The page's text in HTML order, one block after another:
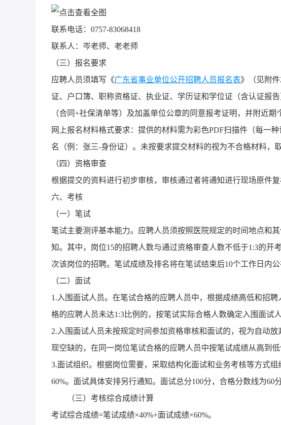
联系电话：0757-83068418
联系人：岑老师、老老师
（三）报名要求
应聘人员须填写《广东省事业单位公开招聘人员报名表》（见附
证、户口簿、职称资格证、执业证、学历证和学位证（含认证报
（合同+社保清单等）及加盖单位公章的同意报考证明，并附近期
网上报名材料格式要求：提供的材料需为彩色PDF扫描件（每一
名（例：张三-身份证）。未按要求提交材料的视为不合格材料，
（四）资格审查
根据提交的资料进行初步审核，审核通过者将通知进行现场原件
六、考核
（一）笔试
笔试主要测评基本能力。应聘人员须按照医院规定的时间地点和
知。其中，岗位15的招聘人数与通过资格审查人数不低于1:3的开
次该岗位的招聘。笔试成绩及排名将在笔试结束后10个工作日
（二）面试
1.入围面试人员。在笔试合格的应聘人员中，根据成绩高低和招
格的应聘人员未达1:3比例的，按笔试实际合格人数确定入围面试
2.入围面试人员未按规定时间参加资格审核和面试的，视为自动
现空缺的，在同一岗位笔试合格的应聘人员中按笔试成绩从高到低
3.面试组织。根据岗位需要，采取结构化面试和业务考核等方式
60%。面试具体安排另行通知。面试总分100分，合格分数线为60分
（三）考核综合成绩计算
考试综合成绩=笔试成绩×40%+面试成绩×60%。